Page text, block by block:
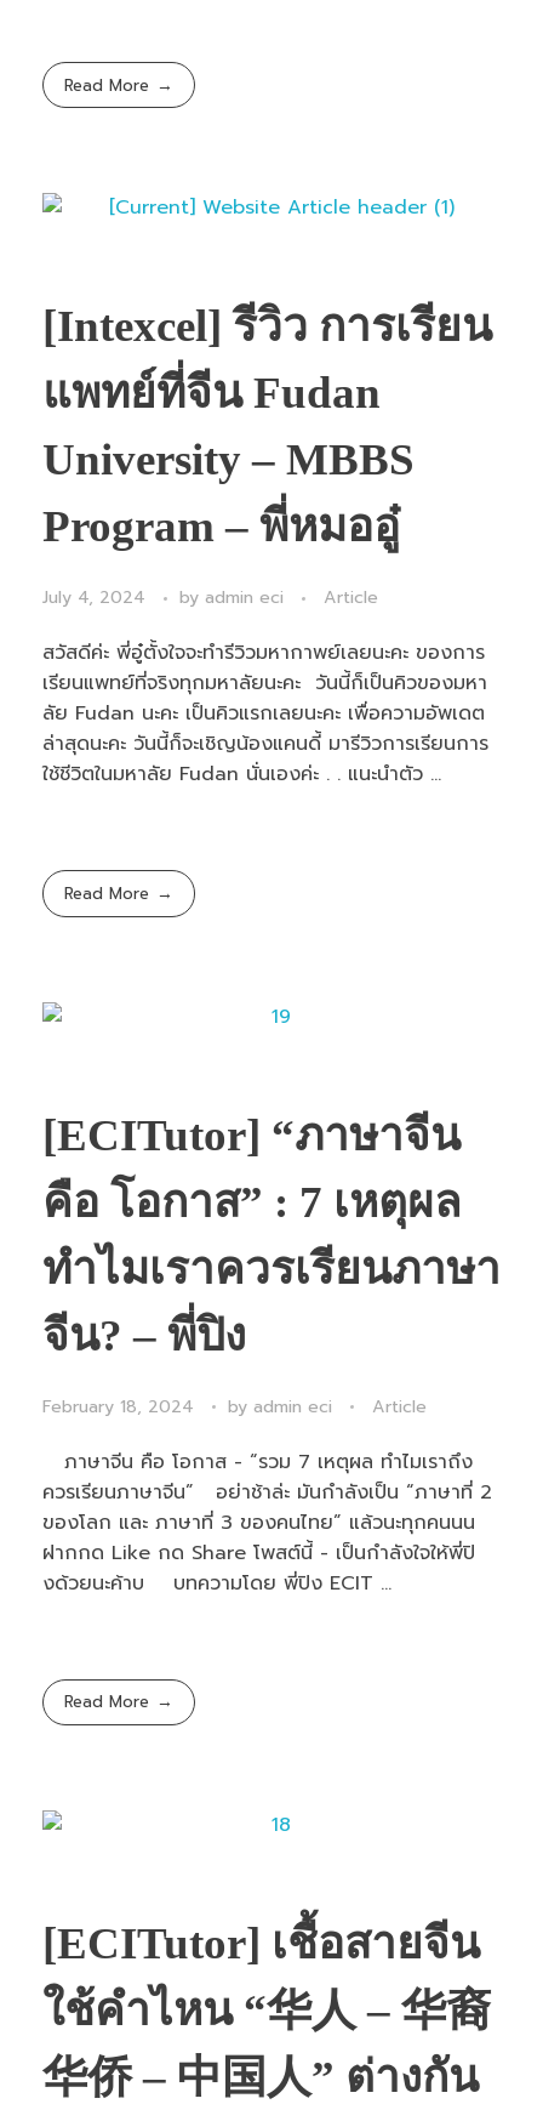
Read More
[Intexcel] รีวิว การเรียน
แพทย์ที่จีน Fudan
University – MBBS
Program – พี่หมออู๋
July 4, 2024 by admin eci Article
สวัสดีค่ะ พี่อู๋ตั้งใจจะทำรีวิวมหากาพย์เลยนะคะ ของการ
เรียนแพทย์ที่จริงทุกมหาลัยนะคะ วันนี้ก็เป็นคิวของมหา
ลัย Fudan นะคะ เป็นคิวแรกเลยนะคะ เพื่อความอัพเดต
ล่าสุดนะคะ วันนี้ก็จะเชิญน้องแคนดี้ มารีวิวการเรียนการ
ใช้ชีวิตในมหาลัย Fudan นั่นเองค่ะ . . แนะนำตัว ...
Read More
[ECITutor] “ภาษาจีน
คือ โอกาส” : 7 เหตุผล
ทำไมเราควรเรียนภาษา
จีน? – พี่ปิง
February 18, 2024 by admin eci Article
ภาษาจีน คือ โอกาส - “รวม 7 เหตุผล ทำไมเราถึง
ควรเรียนภาษาจีน” อย่าช้าล่ะ มันกำลังเป็น “ภาษาที่ 2
ของโลก และ ภาษาที่ 3 ของคนไทย” แล้วนะทุกคนนน
ฝากกด Like กด Share โพสต์นี้ - เป็นกำลังใจให้พี่ปิ
งด้วยนะค้าบ บทความโดย พี่ปิง ECIT ...
Read More
[ECITutor] เชื้อสายจีน
ใช้คำไหน “华人 – 华裔
华侨 – 中国人” ต่างกัน